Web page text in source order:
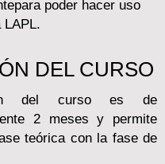
poder hacer uso
LAPL.
DEL CURSO
del curso es de
2 meses y permite
teórica con la fase de